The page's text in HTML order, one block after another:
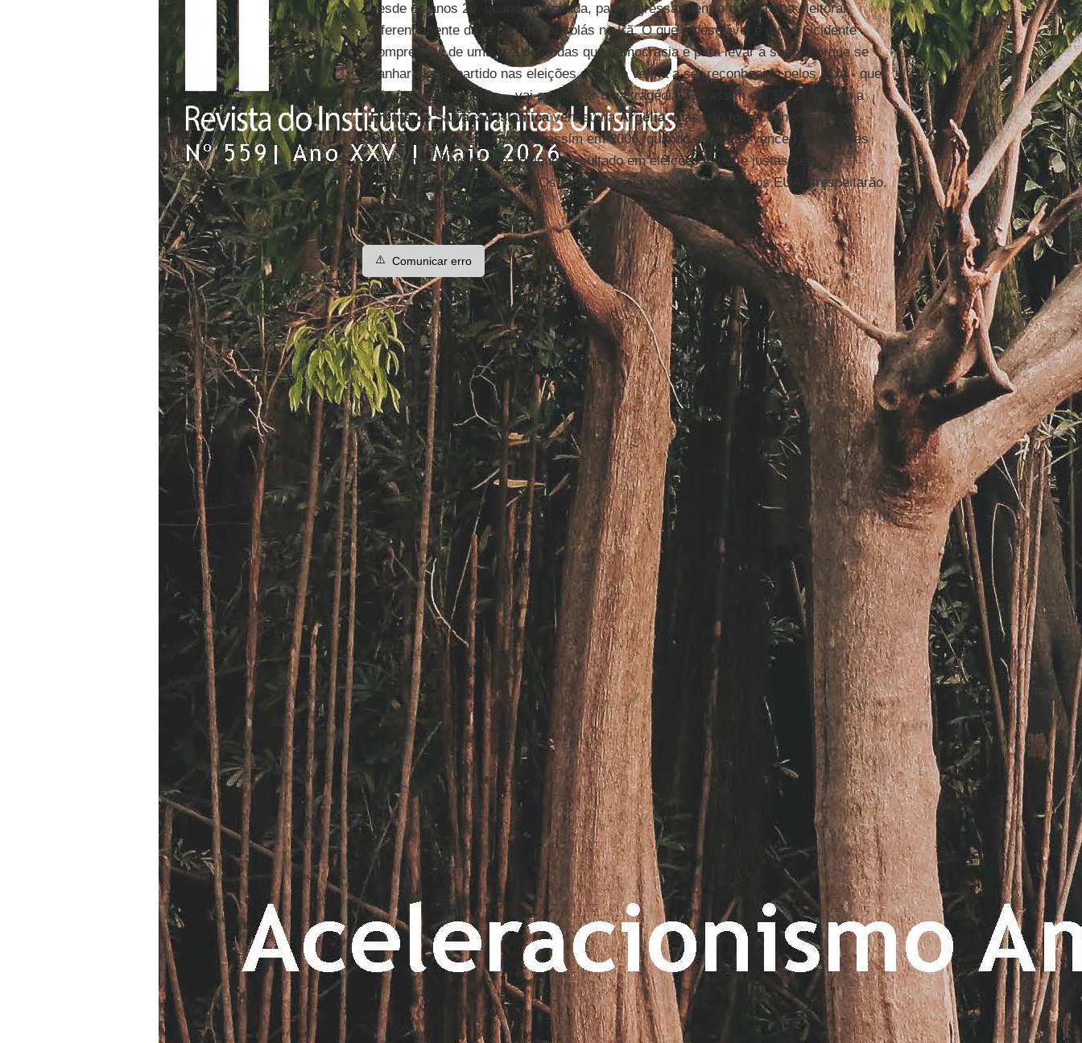
desde os anos 20, quando foi criada, para ingressar dentro do sistema eleitoral,
diferentemente da opção dos aiatolás no Irã. O que é desejável é que o Ocidente
compreenda de uma vez por todas que democracia é para levar a sério. Porque se
ganhar algum partido nas eleições que não venha a ser reconhecido pelos EUA - que
são fundamentalistas -, vai acontecer uma tragédia. Foi assim em 1991, quando a
Frente de Salvação Islâmicavenceu naArgélia, mas não foi reconhecida pelo
Ocidente e não assumiu. Foi assim em 2006, quando oHamasvenceu as eleições
palestinas. Espero que qualquer resultado em eleições livres e justas seja
reconhecido pelo Ocidente. Os sinais que estamos tendo é que os EUA a respeitarão.
Mas não sabemos.
⚠️ Comunicar erro